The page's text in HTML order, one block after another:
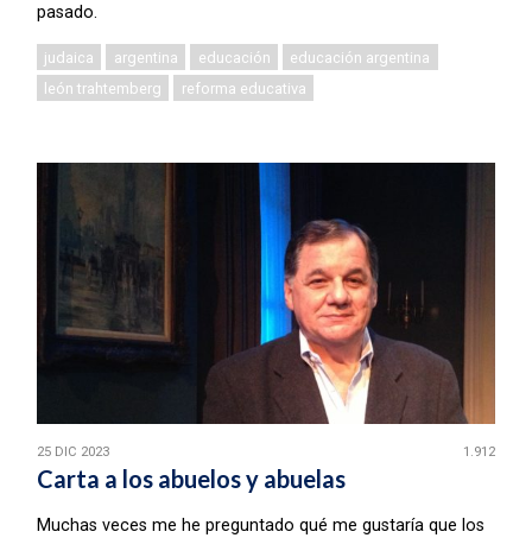
pasado.
judaica argentina educación
educación argentina
león trahtemberg
reforma educativa
25 DIC 2023 1.912
Carta a los abuelos y abuelas
Muchas veces me he preguntado qué me gustaría que los